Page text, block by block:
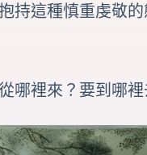
持這種慎重虔敬
哪裡來？要到哪裡